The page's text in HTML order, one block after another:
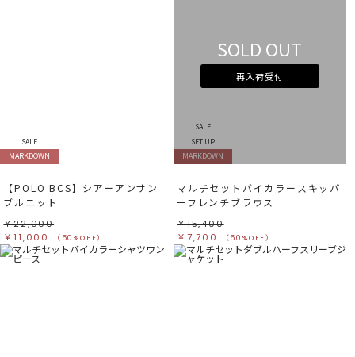
SALE
MARKDOWN
【POLO BCS】シアーアンサン
ブルニット
￥22,000
￥11,000
（50%OFF）
SOLD OUT
再入荷受付
SALE
SET UP
MARKDOWN
マルチセットバイカラースキッパ
ーフレンチブラウス
￥15,400
￥7,700
（50%OFF）